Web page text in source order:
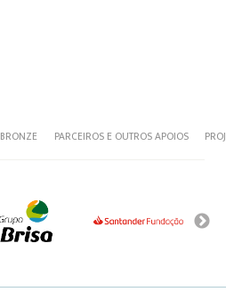
BRONZE PARCEIROS E OUTROS APOIOS